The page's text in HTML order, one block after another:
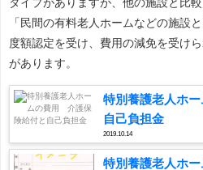
「民間の有料老人ホームなどの施設
度額認定を受け、費用の減免を受け
があります。
特別養護老人ホ
自己負担金
2019.10.14
特別養護老人ホ